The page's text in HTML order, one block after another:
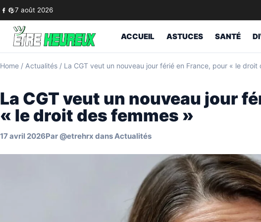
Skip to content
7 août 2026
ACCUEIL ASTUCES SANTÉ
Home / Actualités / La CGT veut un nouveau jour férié en France, pour « le droit
La CGT veut un nouveau jour
« le droit des femmes »
17 avril 2026Par @etrehrx dansActualités